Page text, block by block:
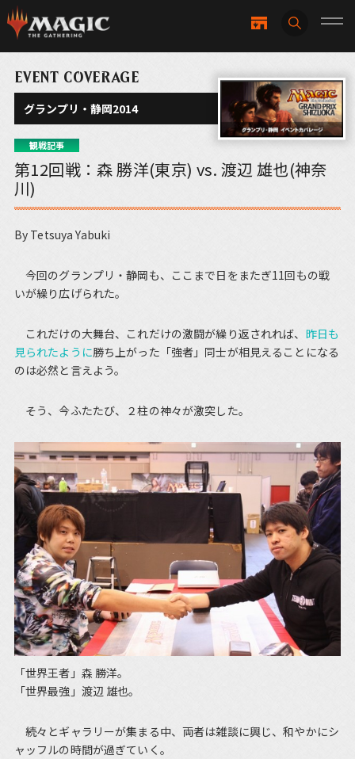
EVENT COVERAGE
グランプリ・静岡2014
観戦記事
第12回戦：森 勝洋(東京) vs. 渡辺 雄也(神奈
川)
By Tetsuya Yabuki
今回のグランプリ・静岡も、ここまで日をまたぎ11回もの戦
いが繰り広げられた。
これだけの大舞台、これだけの激闘が繰り返されれば、 昨日も
見られたように勝ち上がった「強者」同士が相見えることになる
のは必然と言えよう。
そう、今ふたたび、２柱の神々が激突した。
「世界王者」森 勝洋。
「世界最強」渡辺 雄也。
続々とギャラリーが集まる中、両者は雑談に興じ、和やかにシ
ャッフルの時間が過ぎていく。